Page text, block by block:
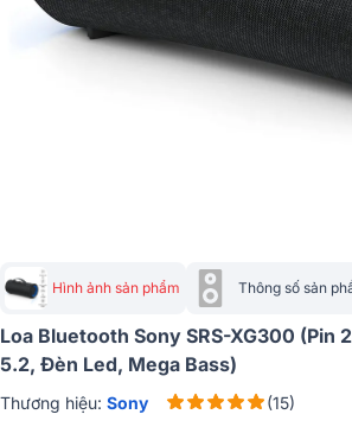
Hình ảnh sản phẩm Thông số sản
Loa Bluetooth Sony SRS-XG300 (Pin
5.2, Đèn Led, Mega Bass)
Thương hiệu: Sony (15)